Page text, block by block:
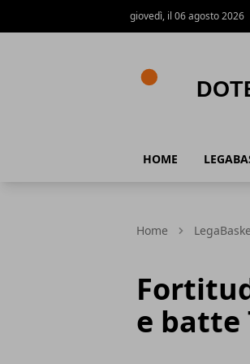
giovedì, il 06 agosto 2026
HOME
Home
e batte